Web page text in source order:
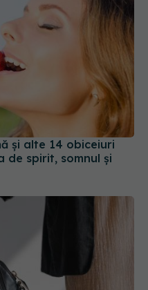
și alte 14 obiceiuri
de spirit, somnul și